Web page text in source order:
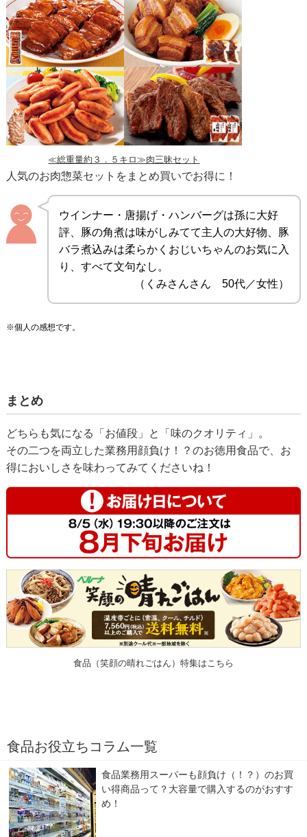
≪総重量約３．５キロ≫肉三昧セット
人気のお肉惣菜セットをまとめ買いでお得に！
ウインナー・唐揚げ・ハンバーグは孫に大好
評、豚の角煮は味がしみてて主人の大好物、豚
バラ煮込みは柔らかくおじいちゃんのお気に入
り、すべて文句なし。
（くみさんさん 50代／女性）
※個人の感想です。
まとめ
どちらも気になる「お値段」と「味のクオリティ」。
その二つを両立した業務用顔負け！？のお徳用食品で、お
得においしさを味わってみてくださいね！
食品（笑顔の晴れごはん）特集はこちら
食品お役立ちコラム一覧
食品業務用スーパーも顔負け（！？）のお買
い得商品って？大容量で購入するのがおすす
め！